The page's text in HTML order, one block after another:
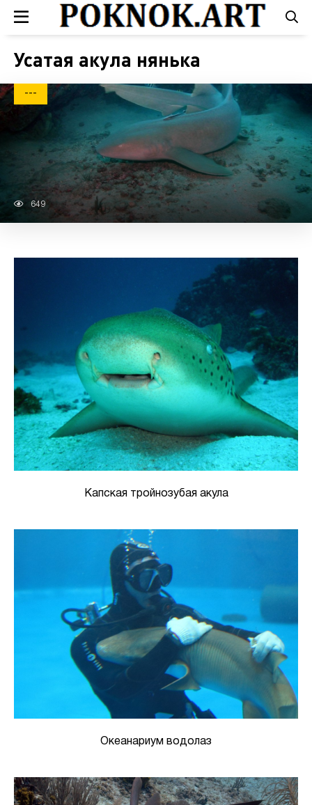
Усатая акула нянька
---
649
Капская тройнозубая акула
Океанариум водолаз